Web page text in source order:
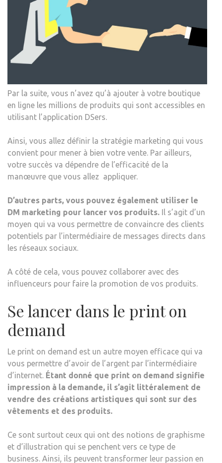
Par la suite, vous n’avez qu’à ajouter à votre boutique
en ligne les millions de produits qui sont accessibles en
utilisant l’application DSers.
Ainsi, vous allez définir la stratégie marketing qui vous
convient pour mener à bien votre vente. Par ailleurs,
votre succès va dépendre de l’efficacité de la
manœuvre que vous allez appliquer.
D’autres parts, vous pouvez également utiliser le
DM marketing pour lancer vos produits. Il s’agit d’un
moyen qui va vous permettre de convaincre des clients
potentiels par l’intermédiaire de messages directs dans
les réseaux sociaux.
A côté de cela, vous pouvez collaborer avec des
influenceurs pour faire la promotion de vos produits.
Se lancer dans le print on
demand
Le print on demand est un autre moyen efficace qui va
vous permettre d’avoir de l’argent par l’intermédiaire
d’internet. Étant donné que print on demand signifie
impression à la demande, il s’agit littéralement de
vendre des créations artistiques qui sont sur des
vêtements et des produits.
Ce sont surtout ceux qui ont des notions de graphisme
et d’illustration qui se penchent vers ce type de
business. Ainsi, ils peuvent transformer leur passion en